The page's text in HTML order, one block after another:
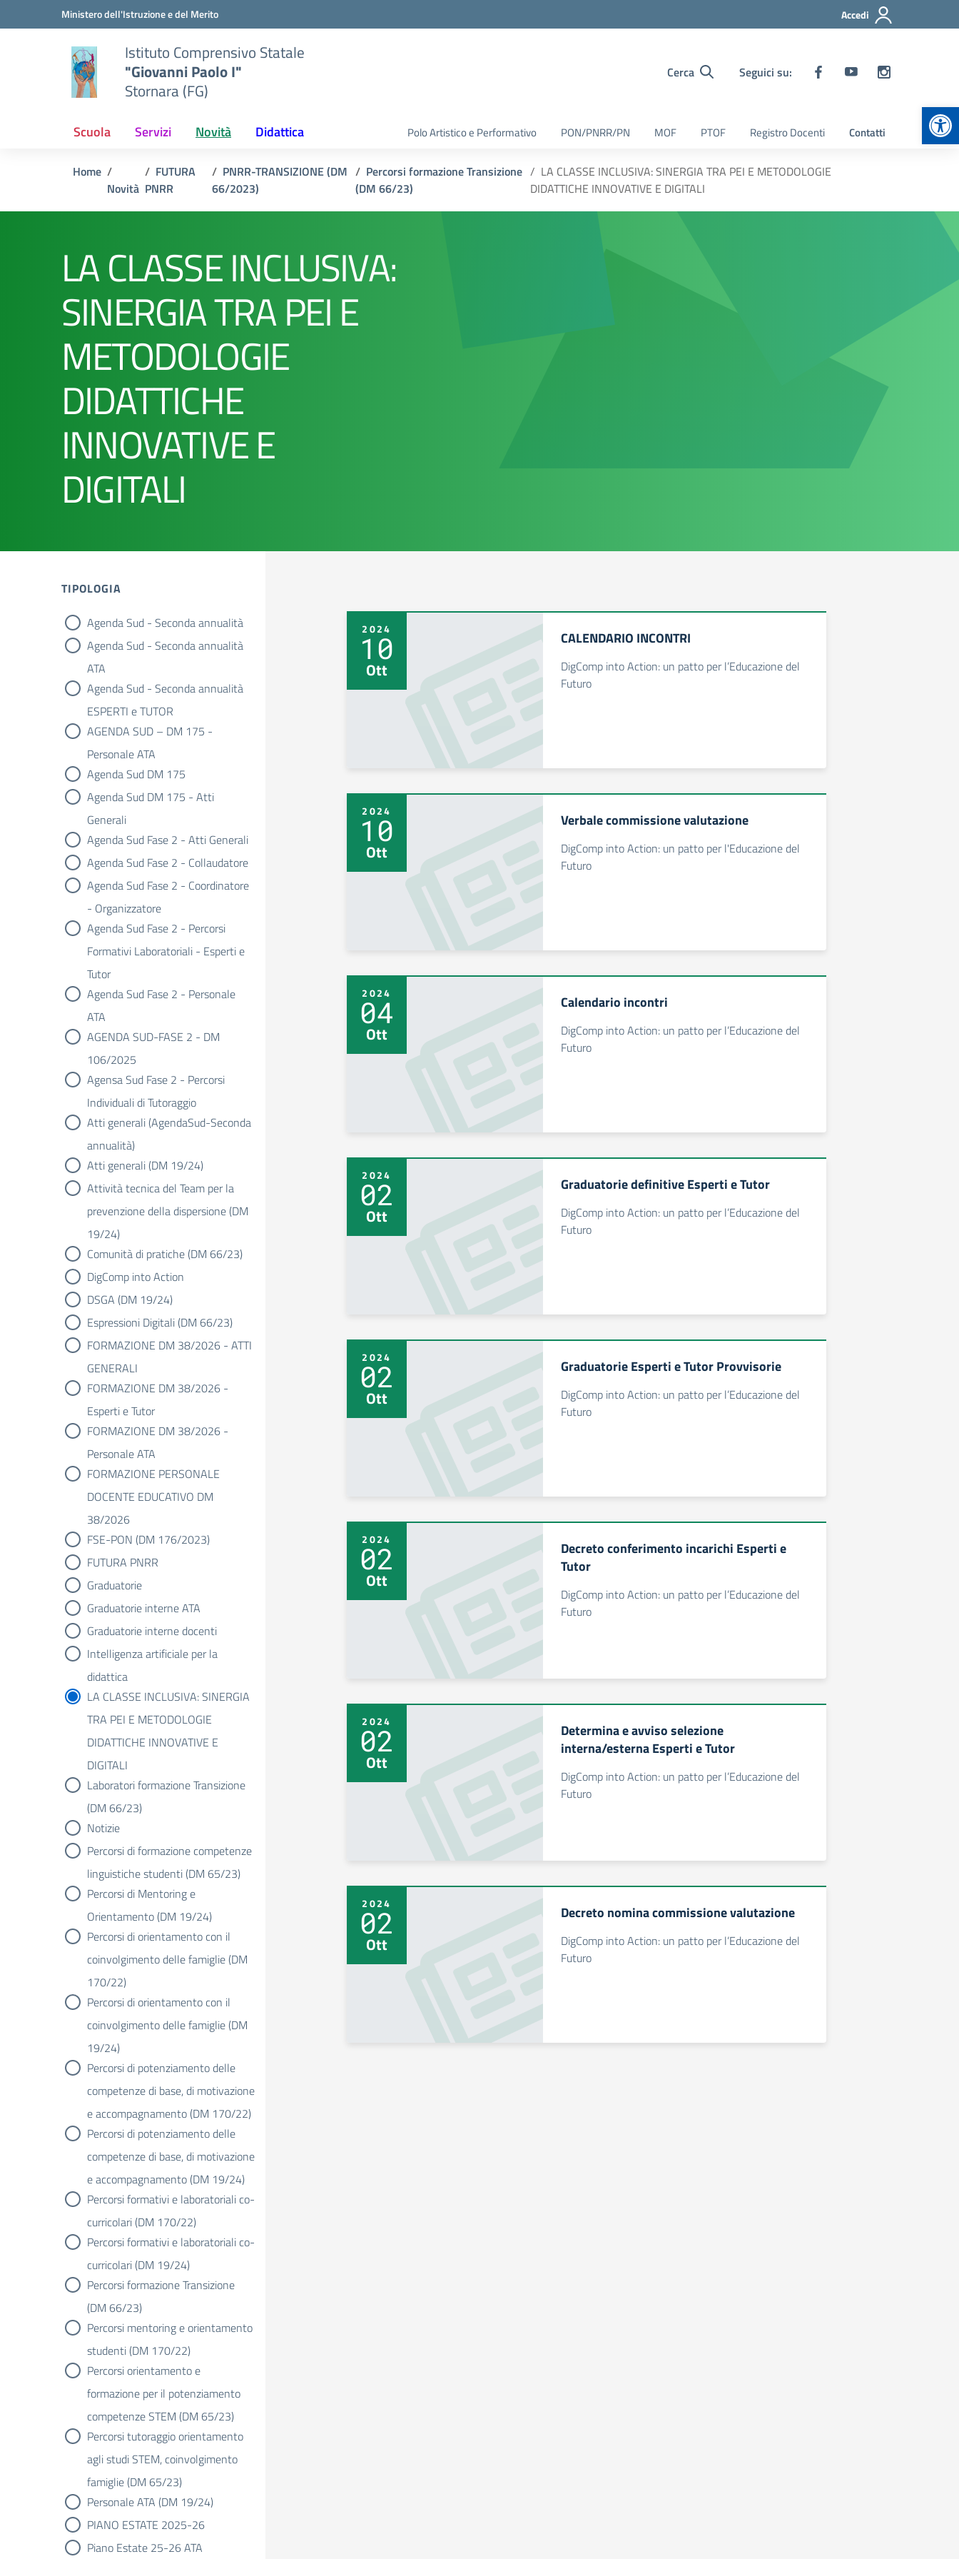
Vai ai contenuti
Vai al menu di navigazioneMinistero dell'Istruzione e del Merito Accedi
Istituto Comprensivo Statale
"Giovanni Paolo I"
Stornara (FG)
Cerca Seguici su:
Scuola Servizi Novità Didattica Polo Artistico e Performativo PON/PNRR/PN MOF PTOF Registro Docenti Contatti
Home
Novità
FUTURA
PNRR
PNRR-TRANSIZIONE (DM
66/2023)
Percorsi formazione Transizione
(DM 66/23)
LA CLASSE INCLUSIVA: SINERGIA TRA PEI E METODOLOGIE
DIDATTICHE INNOVATIVE E DIGITALI
LA CLASSE INCLUSIVA:
SINERGIA TRA PEI E
METODOLOGIE
DIDATTICHE
INNOVATIVE E
DIGITALI
TIPOLOGIA
tipologia di articoli
Agenda Sud - Seconda annualità
Agenda Sud - Seconda annualità
ATA
Agenda Sud - Seconda annualità
ESPERTI e TUTOR
AGENDA SUD – DM 175 -
Personale ATA
Agenda Sud DM 175
Agenda Sud DM 175 - Atti
Generali
Agenda Sud Fase 2 - Atti Generali
Agenda Sud Fase 2 - Collaudatore
Agenda Sud Fase 2 - Coordinatore
- Organizzatore
Agenda Sud Fase 2 - Percorsi
Formativi Laboratoriali - Esperti e
Tutor
Agenda Sud Fase 2 - Personale
ATA
AGENDA SUD-FASE 2 - DM
106/2025
Agensa Sud Fase 2 - Percorsi
Individuali di Tutoraggio
Atti generali (AgendaSud-Seconda
annualità)
Atti generali (DM 19/24)
Attività tecnica del Team per la
prevenzione della dispersione (DM
19/24)
Comunità di pratiche (DM 66/23)
DigComp into Action
DSGA (DM 19/24)
Espressioni Digitali (DM 66/23)
FORMAZIONE DM 38/2026 - ATTI
GENERALI
FORMAZIONE DM 38/2026 -
Esperti e Tutor
FORMAZIONE DM 38/2026 -
Personale ATA
FORMAZIONE PERSONALE
DOCENTE EDUCATIVO DM
38/2026
FSE-PON (DM 176/2023)
FUTURA PNRR
Graduatorie
Graduatorie interne ATA
Graduatorie interne docenti
Intelligenza artificiale per la
didattica
LA CLASSE INCLUSIVA: SINERGIA
TRA PEI E METODOLOGIE
DIDATTICHE INNOVATIVE E
DIGITALI
Laboratori formazione Transizione
(DM 66/23)
Notizie
Percorsi di formazione competenze
linguistiche studenti (DM 65/23)
Percorsi di Mentoring e
Orientamento (DM 19/24)
Percorsi di orientamento con il
coinvolgimento delle famiglie (DM
170/22)
Percorsi di orientamento con il
coinvolgimento delle famiglie (DM
19/24)
Percorsi di potenziamento delle
competenze di base, di motivazione
e accompagnamento (DM 170/22)
Percorsi di potenziamento delle
competenze di base, di motivazione
e accompagnamento (DM 19/24)
Percorsi formativi e laboratoriali co-
curricolari (DM 170/22)
Percorsi formativi e laboratoriali co-
curricolari (DM 19/24)
Percorsi formazione Transizione
(DM 66/23)
Percorsi mentoring e orientamento
studenti (DM 170/22)
Percorsi orientamento e
formazione per il potenziamento
competenze STEM (DM 65/23)
Percorsi tutoraggio orientamento
agli studi STEM, coinvolgimento
famiglie (DM 65/23)
Personale ATA (DM 19/24)
PIANO ESTATE 2025-26
Piano Estate 25-26 ATA
2024
10
Ott
CALENDARIO INCONTRI
DigComp into Action: un patto per l’Educazione del
Futuro
2024
10
Ott
Verbale commissione valutazione
DigComp into Action: un patto per l'Educazione del
Futuro
2024
04
Ott
Calendario incontri
DigComp into Action: un patto per l’Educazione del
Futuro
2024
02
Ott
Graduatorie definitive Esperti e Tutor
DigComp into Action: un patto per l’Educazione del
Futuro
2024
02
Ott
Graduatorie Esperti e Tutor Provvisorie
DigComp into Action: un patto per l’Educazione del
Futuro
2024
02
Ott
Decreto conferimento incarichi Esperti e
Tutor
DigComp into Action: un patto per l’Educazione del
Futuro
2024
02
Ott
Determina e avviso selezione
interna/esterna Esperti e Tutor
DigComp into Action: un patto per l’Educazione del
Futuro
2024
02
Ott
Decreto nomina commissione valutazione
DigComp into Action: un patto per l’Educazione del
Futuro